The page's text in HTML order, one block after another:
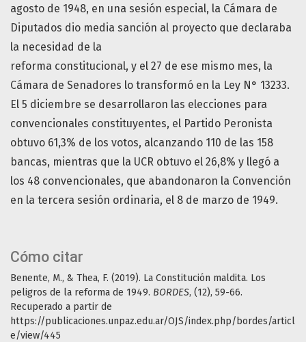
Cómo citar
Benente, M., & Thea, F. (2019). La Constitución maldita. Los
peligros de la reforma de 1949. BORDES, (12), 59-66.
Recuperado a partir de
https://publicaciones.unpaz.edu.ar/OJS/index.php/bordes/articl
e/view/445
agosto de 1948, en una sesión especial, la Cámara de
Diputados dio media sanción al proyecto que declaraba
la necesidad de la
reforma constitucional, y el 27 de ese mismo mes, la
Cámara de Senadores lo transformó en la Ley N° 13233.
El 5 diciembre se desarrollaron las elecciones para
convencionales constituyentes, el Partido Peronista
obtuvo 61,3% de los votos, alcanzando 110 de las 158
bancas, mientras que la UCR obtuvo el 26,8% y llegó a
los 48 convencionales, que abandonaron la Convención
en la tercera sesión ordinaria, el 8 de marzo de 1949.